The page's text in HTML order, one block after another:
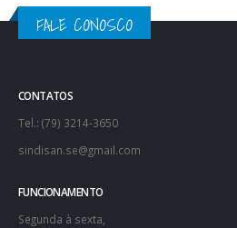
FALE CONOSCO
CONTATOS
Tel.: (79) 3214-3650
sindisan.se@gmail.com
FUNCIONAMENTO
Segunda à sexta,